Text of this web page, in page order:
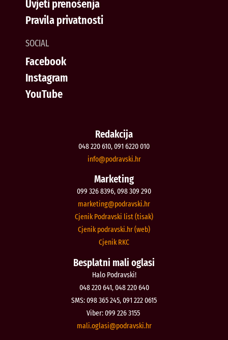
Uvjeti prenošenja
Pravila privatnosti
SOCIAL
Facebook
Instagram
YouTube
Redakcija
048 220 610, 091 6220 010
rh.iksvardop
@ofni
Marketing
099 326 8396, 098 309 290
rh.iksvardop
@gnitekram
Cjenik Podravski list (tisak)
Cjenik podravski.hr (web)
Cjenik RKC
Besplatni mali oglasi
Halo Podravski!
048 220 641, 048 220 640
SMS: 098 365 245, 091 222 0615
Viber: 099 226 3155
rh.iksvardop
@isalgo.ilam